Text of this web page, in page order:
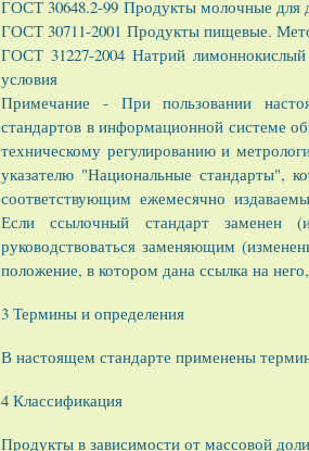
ГОСТ 30648.2-99 Продукты молочные для
ГОСТ 30711-2001 Продукты пищевые.
ГОСТ 31227-2004 Натрий
условия
Примечание - При пользовании
стандартов в информационной системе
техническому регулированию и
указателю "Национальные стандарты",
соответствующим ежемесячно
Если ссылочный стандарт заменен
руководствоваться заменяющим
положение, в котором дана ссылка на
3 Термины и определения
В настоящем стандарте применены
4 Классификация
Продукты в зависимости от массовой